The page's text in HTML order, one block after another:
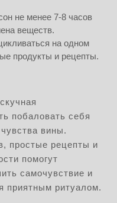
не менее 7-8 часов
веществ.
на одном
продукты и рецепты.
побаловать себя
вины.
простые рецепты и
помогут
самочувствие и
приятным ритуалом.